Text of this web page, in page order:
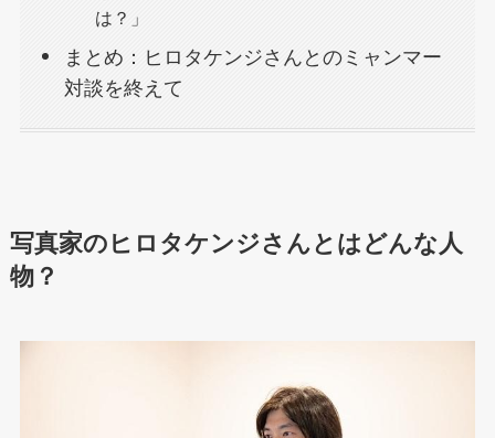
は？」
まとめ：ヒロタケンジさんとのミャンマー
対談を終えて
写真家のヒロタケンジさんとはどんな人
物？